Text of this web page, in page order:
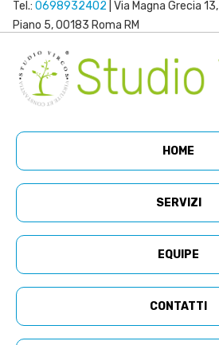
Tel.: 0698932402 | Via Magna Grecia 13,
Piano 5, 00183 Roma RM
HOME
SERVIZI
EQUIPE
CONTATTI